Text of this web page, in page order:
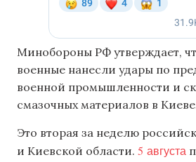
Минобороны РФ утверждает,
военные нанесли удары по
военной промышленности и
смазочных материалов в
Это вторая за неделю
и Киевской области. 5 августа